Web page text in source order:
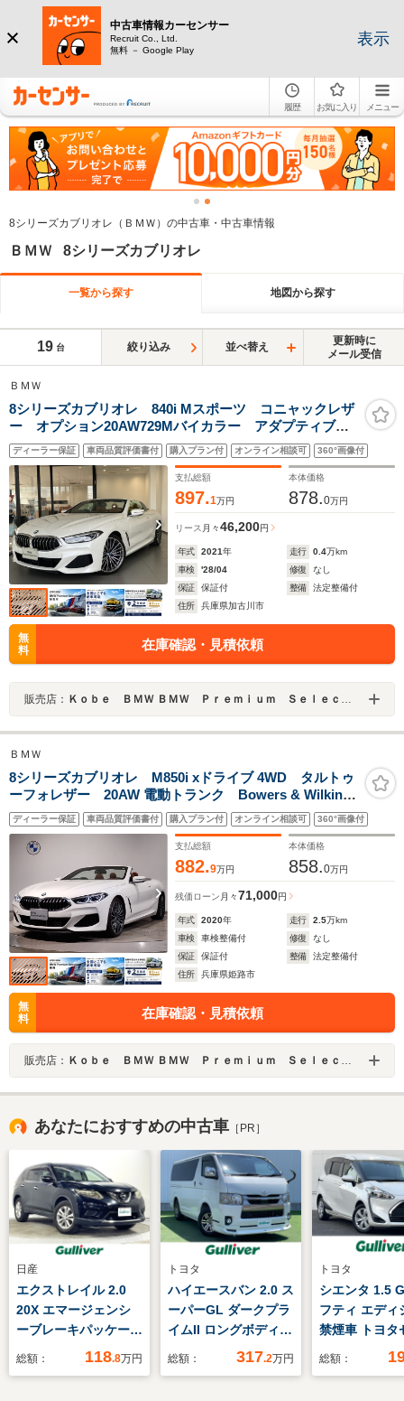
中古車情報カーセンサー
Recruit Co., Ltd.
無料 － Google Play
表示
履歴 お気に入り メニュー
8シリーズカブリオレ（ＢＭＷ）の中古車・中古車情報
ＢＭＷ 8シリーズカブリオレ
一覧から探す 地図から探す
19 台 絞り込み 並べ替え
更新時に
メール受信
ＢＭＷ
8シリーズカブリオレ 840i Mスポーツ コニャックレザ
ー オプション20AW729Mバイカラー アダプティブM
サス レーザーライト パーキングアシストプラス ス
テアリングサポート エアカラー クラフテッドクリス
タルフィニッシュ ソフトクローズドア
ディーラー保証 車両品質評価書付 購入プラン付 オンライン相談可 360°画像付
支払総額
897.1万円
本体価格
878.0万円
リース 月々46,200円
年式 2021年 走行 0.4万km
車検
'28/04 修復
なし
保証
保証付 整備
法定整備付
住所
兵庫県加古川市
無
料
在庫確認・見積依頼
販売店： Ｋｏｂｅ ＢＭＷ ＢＭＷ Ｐｒｅｍｉｕｍ Ｓｅｌｅｃｔｉｏｎ 加古川
ＢＭＷ
8シリーズカブリオレ M850i xドライブ 4WD タルトゥ
ーフォレザー 20AW 電動トランク Bowers & Wilkins
サウンド ベンチレーションシート シートヒーター
クリスタルシフト 全周囲カメラ アンビエントライ
ト ACC ドライビングアシスト
ディーラー保証 車両品質評価書付 購入プラン付 オンライン相談可 360°画像付
支払総額
882.9万円
本体価格
858.0万円
残価ローン 月々71,000円
年式 2020年 走行 2.5万km
車検
車検整備付 修復
なし
保証
保証付 整備
法定整備付
住所
兵庫県姫路市
無
料
在庫確認・見積依頼
販売店： Ｋｏｂｅ ＢＭＷ ＢＭＷ Ｐｒｅｍｉｕｍ Ｓｅｌｅｃｔｉｏｎ 姫路
あなたにおすすめの中古車 ［PR］
日産
エクストレイル 2.0
20X エマージェンシ
ーブレーキパッケージ
2列車 黒革シート 純
総額： 118.8万円
トヨタ
ハイエースバン 2.0 ス
ーパーGL ダークプラ
イムII ロングボディ
禁煙 モデリスタエア
総額： 317.2万円
トヨタ
シエンタ 1.5
フティ エディ
禁煙車 トヨタ
ティセンス
総額：